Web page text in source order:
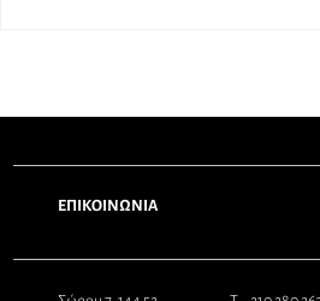
ΕΠΙΚΟΙΝΩΝΙΑ